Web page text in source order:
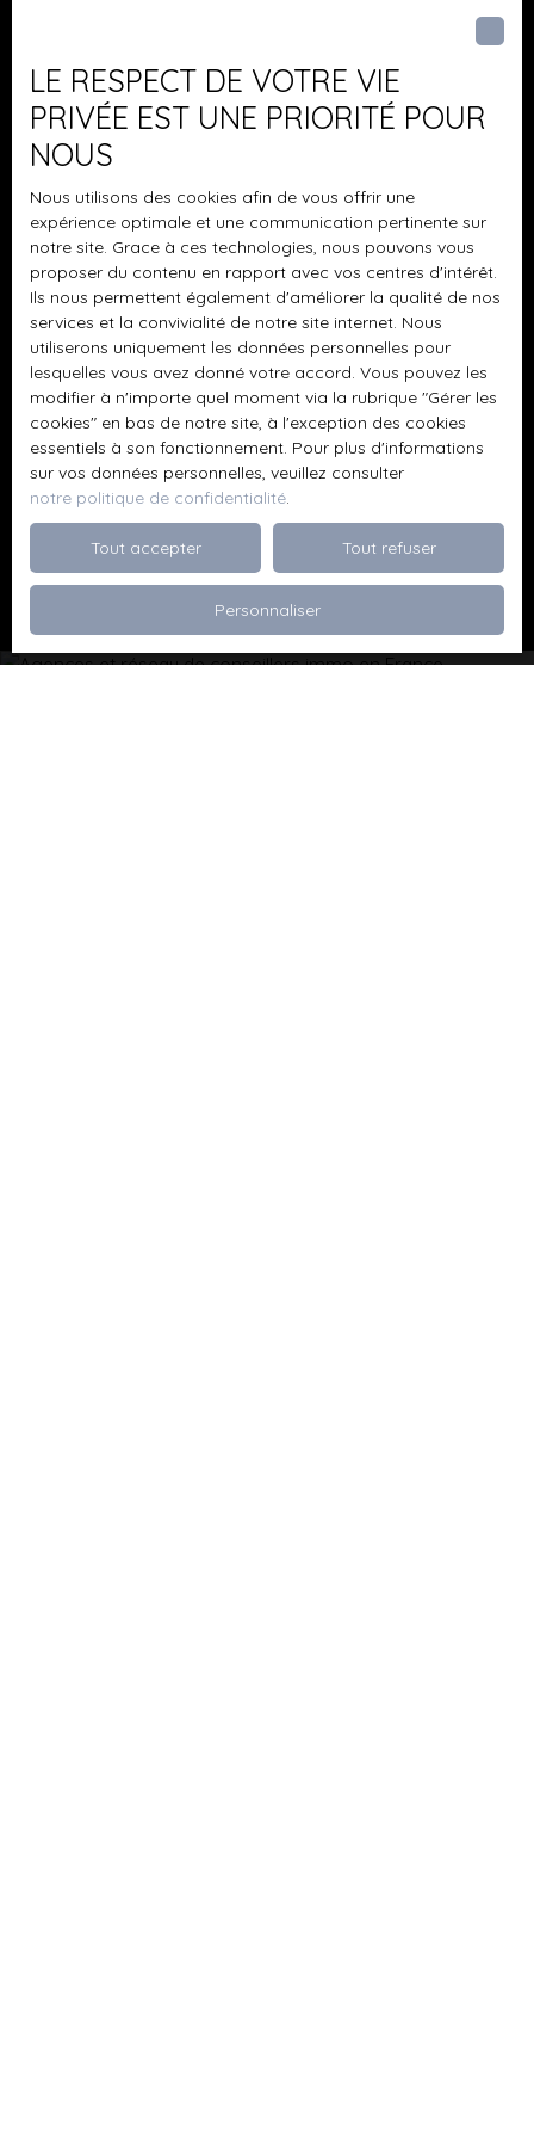
propriété allie parfaitement isolement et accessibilité.
Prix : 698 000 € FAI Prix négociable dans la limite du
raisonnable, après visite et selon la qualité du projet.
Honoraires à la charge du vendeur. Performances
énergétiques DPE : C (123 kWhEP/m²/an)GES : 27 kg
fioul et bois par an (chaudière basse température +
cheminée à insert)Diagnostic réalisé le 24/10/2025. Les
informations sur les risques auxquels ce bien est exposé
sont disponibles sur : www. georisques. gouv. fr Une
propriété rare, élégante et authentique, idéale pour une
résidence principale, secondaire ou un projet de vie
alliant nature, confort et discrétion. Prix étudié avec
sérieux. Une offre cohérente pourra être examinée par
les propriétaires. Contactez-moi dès maintenant au 06 11
18 95 75 ou par mail : olivier. diefenthal@brings. fr pour
organiser une visite et laissez-vous séduire par cette
propriété exceptionnelle.
J'accepte le traitement de mes données
personnelles conformément au RGPD. Si vous ne
souhaitez pas faire l'objet de prospection
commerciale par voie téléphonique, vous pouvez
au démarchage téléphonique, prévu par l'article
L223-1 du code de la consommation, sur le site
Internet www.bloctel.gouv.fr ou par courrier
adressé à :
Société Worldline, Service Bloctel, CS 61311, 41013
BLOIS CEDEX.
Pour en savoir plus sur le traitement de vos
données personnelles, veuillez consulter notre
politique de confidentialité.
Recevoir des annonces
LE RESPECT DE VOTRE VIE
PRIVÉE EST UNE PRIORITÉ POUR
NOUS
Nous utilisons des cookies afin de vous offrir une
expérience optimale et une communication pertinente sur
notre site. Grace à ces technologies, nous pouvons vous
proposer du contenu en rapport avec vos centres d'intérêt.
Ils nous permettent également d'améliorer la qualité de nos
services et la convivialité de notre site internet. Nous
utiliserons uniquement les données personnelles pour
lesquelles vous avez donné votre accord. Vous pouvez les
modifier à n'importe quel moment via la rubrique ″Gérer les
cookies″ en bas de notre site, à l'exception des cookies
essentiels à son fonctionnement. Pour plus d'informations
sur vos données personnelles, veuillez consulter
notre politique de confidentialité.
Tout accepter Tout refuser
Personnaliser